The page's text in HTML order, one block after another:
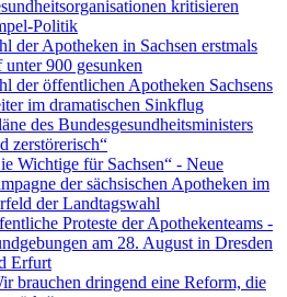
kritisieren
Politik
der Apotheken in Sachsen erstmals
unter 900 gesunken
der öffentlichen Apotheken Sachsens
im dramatischen Sinkflug
des Bundesgesundheitsministers
zerstörerisch“
Wichtige für Sachsen“ - Neue
der sächsischen Apotheken im
der Landtagswahl
Proteste der Apothekenteams -
am 28. August in Dresden
Erfurt
brauchen dringend eine Reform, die